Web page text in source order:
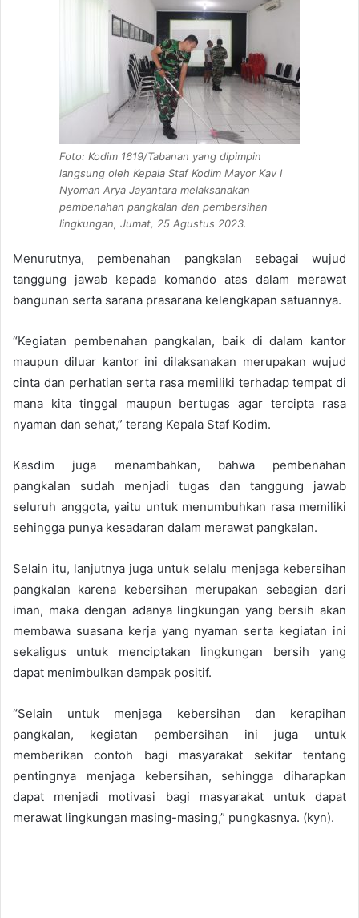
Foto: Kodim 1619/Tabanan yang dipimpin
langsung oleh Kepala Staf Kodim Mayor Kav I
Nyoman Arya Jayantara melaksanakan
pembenahan pangkalan dan pembersihan
lingkungan, Jumat, 25 Agustus 2023.
Menurutnya, pembenahan pangkalan sebagai wujud
tanggung jawab kepada komando atas dalam merawat
bangunan serta sarana prasarana kelengkapan satuannya.
“Kegiatan pembenahan pangkalan, baik di dalam kantor
maupun diluar kantor ini dilaksanakan merupakan wujud
cinta dan perhatian serta rasa memiliki terhadap tempat di
mana kita tinggal maupun bertugas agar tercipta rasa
nyaman dan sehat,” terang Kepala Staf Kodim.
Kasdim juga menambahkan, bahwa pembenahan
pangkalan sudah menjadi tugas dan tanggung jawab
seluruh anggota, yaitu untuk menumbuhkan rasa memiliki
sehingga punya kesadaran dalam merawat pangkalan.
Selain itu, lanjutnya juga untuk selalu menjaga kebersihan
pangkalan karena kebersihan merupakan sebagian dari
iman, maka dengan adanya lingkungan yang bersih akan
membawa suasana kerja yang nyaman serta kegiatan ini
sekaligus untuk menciptakan lingkungan bersih yang
dapat menimbulkan dampak positif.
“Selain untuk menjaga kebersihan dan kerapihan
pangkalan, kegiatan pembersihan ini juga untuk
memberikan contoh bagi masyarakat sekitar tentang
pentingnya menjaga kebersihan, sehingga diharapkan
dapat menjadi motivasi bagi masyarakat untuk dapat
merawat lingkungan masing-masing,” pungkasnya. (kyn).